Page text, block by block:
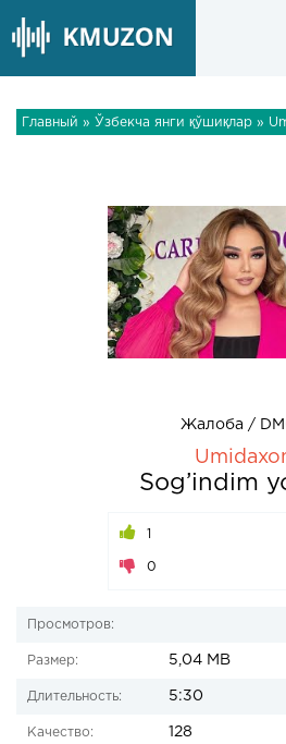
Главный » Ўзбекча янги қўшиқлар »
Жалоба /
Sog’indim
1
0
Просмотров:
Размер: 5,04 MB
Длительность: 5:30
Качество: 128